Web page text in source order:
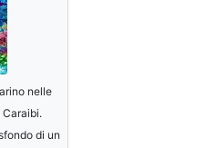
nelle
di un